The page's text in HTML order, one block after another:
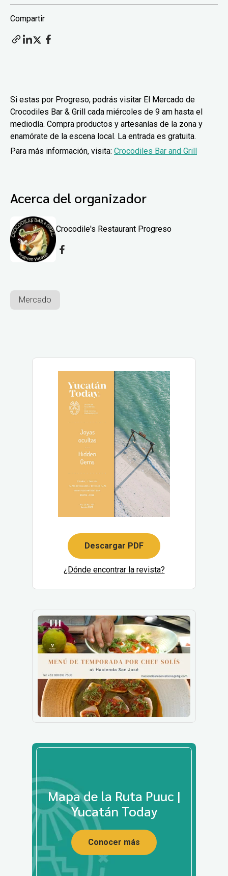
Compartir
Si estas por Progreso, podrás visitar El Mercado de
Crocodiles Bar & Grill cada miércoles de 9 am hasta el
mediodía. Compra productos y artesanías de la zona y
enamórate de la escena local. La entrada es gratuita.
Para más información, visita: Crocodiles Bar and Grill
Acerca del organizador
Crocodile's Restaurant Progreso
Mercado
Descargar PDF
¿Dónde encontrar la revista?
Mapa de la Ruta Puuc |
Yucatán Today
Conocer más